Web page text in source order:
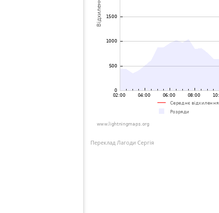
Переклад Лагоди Сергія